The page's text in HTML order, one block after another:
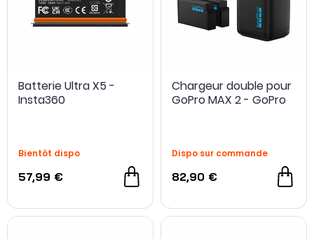
Batterie Ultra X5 -
Insta360
Bientôt dispo
57,99 €
Chargeur double pour
GoPro MAX 2 - GoPro
Dispo sur commande
82,90 €